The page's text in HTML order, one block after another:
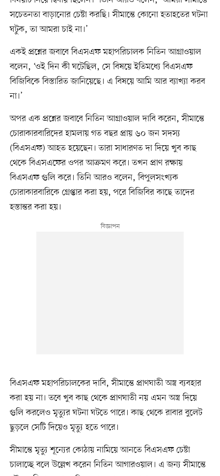
সচেতনতা বাড়ানোর চেষ্টা করছি। সীমান্তে কোনো হতাহতের ঘটনা
ঘটুক, তা আমরা চাই না।’
একই প্রশ্নের জবাবে বিএসএফ মহাপরিচালক নিতিন আগ্রাওয়াল
বলেন, ‘ওই দিন কী ঘটেছিল, সে বিষয়ে ইতিমধ্যে বিএসএফ
বিজিবিকে বিস্তারিত জানিয়েছে। এ বিষয়ে আমি আর ব্যাখ্যা করব
না।’
অপর এক প্রশ্নের জবাবে নিতিন আগ্রাওয়াল দাবি করেন, সীমান্তে
চোরাকারবারিদের হামলায় গত বছর প্রায় ৬০ জন সদস্য
(বিএসএফ) আহত হয়েছেন। তারা সাধারণত দা দিয়ে খুব কাছ
থেকে বিএসএফের ওপর আক্রমণ করে। তখন প্রাণ রক্ষায়
বিএসএফ গুলি করে। তিনি আরও বলেন, বিপুলসংখ্যক
চোরাকারবারিকে গ্রেপ্তার করা হয়, পরে বিজিবির কাছে তাদের
হস্তান্তর করা হয়।
বিএসএফ মহাপরিচালকের দাবি, সীমান্তে প্রাণঘাতী অস্ত্র ব্যবহার
করা হয় না। তবে খুব কাছ থেকে প্রাণঘাতী নয় এমন অস্ত্র দিয়ে
গুলি করলেও মৃত্যুর ঘটনা ঘটতে পারে। কাছ থেকে রাবার বুলেট
ছুড়লে সেটি দিয়েও মৃত্যু হতে পারে।
সীমান্তে মৃত্যু শূন্যের কোঠায় নামিয়ে আনতে বিএসএফ চেষ্টা
চালাচ্ছে বলে উল্লেখ করেন নিতিন আগারওয়াল। এ জন্য সীমান্তে